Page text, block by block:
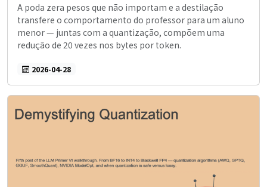
A poda zera pesos que não importam e a destilação
transfere o comportamento do professor para um aluno
menor — juntas com a quantização, compõem uma
redução de 20 vezes nos bytes por token.
2026-04-28